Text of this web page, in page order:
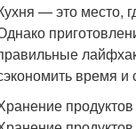
— это место,
время и
продуктов